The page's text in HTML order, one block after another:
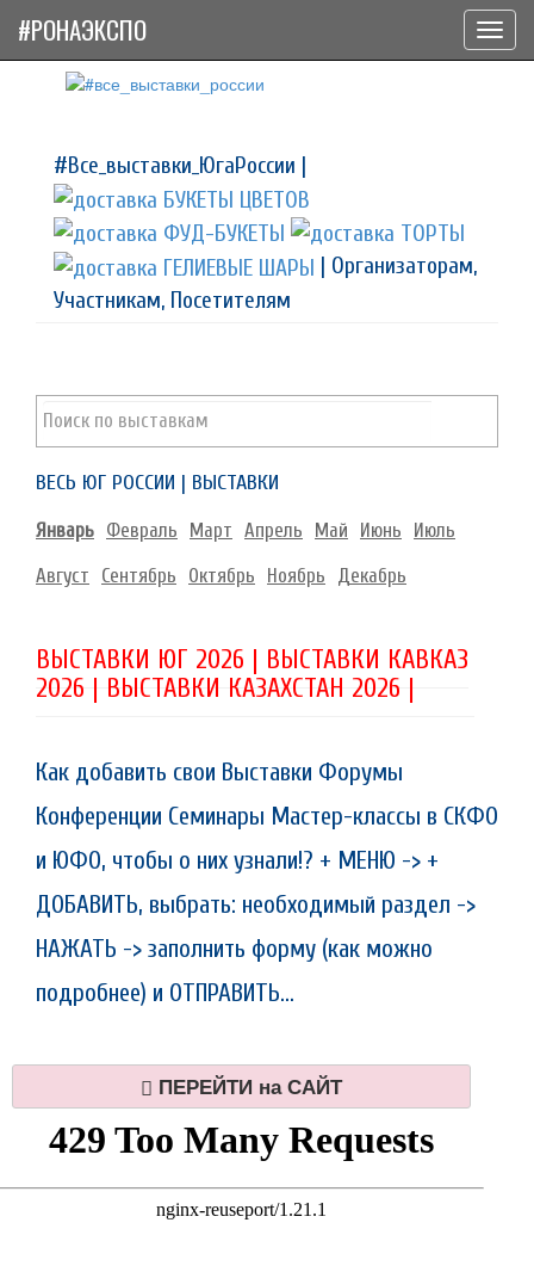
#Все_выставки_ЮгаРоссии |
| Организаторам,
Участникам, Посетителям
ВЕСЬ ЮГ РОССИИ | ВЫСТАВКИ
Январь Февраль Март Апрель Май Июнь Июль
Август Сентябрь Октябрь Ноябрь Декабрь
ВЫСТАВКИ ЮГ 2026 | ВЫСТАВКИ КАВКАЗ
2026 | ВЫСТАВКИ КАЗАХСТАН 2026 |
Как добавить свои Выставки Форумы
Конференции Семинары Мастер-классы в СКФО
и ЮФО, чтобы о них узнали!? + МЕНЮ -> +
ДОБАВИТЬ, выбрать: необходимый раздел ->
НАЖАТЬ -> заполнить форму (как можно
подробнее) и ОТПРАВИТЬ...
ПЕРЕЙТИ на САЙТ
#РОНАЭКСПО